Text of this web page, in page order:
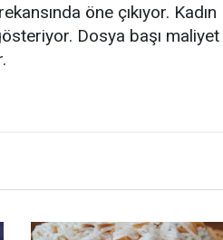
öne çıkıyor. Kadın
Dosya başı maliyet